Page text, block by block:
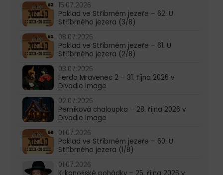
15.07.2026
Poklad ve Stříbrném jezeře – 62. U
Stříbrného jezera (3/8)
08.07.2026
Poklad ve Stříbrném jezeře – 61. U
Stříbrného jezera (2/8)
03.07.2026
Ferda Mravenec 2 – 31. října 2026 v
Divadle Image
02.07.2026
Perníková chaloupka – 28. října 2026 v
Divadle Image
01.07.2026
Poklad ve Stříbrném jezeře – 60. U
Stříbrného jezera (1/8)
01.07.2026